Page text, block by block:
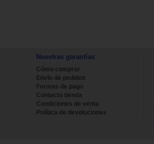
Nuestras garantías
Cómo comprar
Envío de pedidos
Formas de pago
Contacto tienda
Condiciones de venta
Política de devoluciones